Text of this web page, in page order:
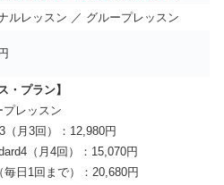
ルレッスン ／ グループレッスン
・プラン】
プレッスン
（月3回）：12,980円
（月4回）：15,070円
毎日1回まで）：20,680円